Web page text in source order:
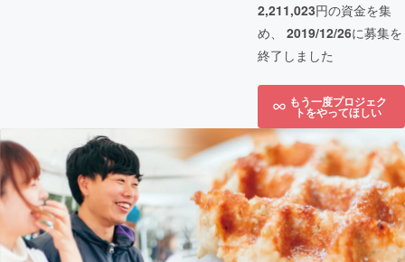
2,211,023円の資金を集
め、 2019/12/26に募集を
終了しました
もう一度プロジェク
トをやってほしい